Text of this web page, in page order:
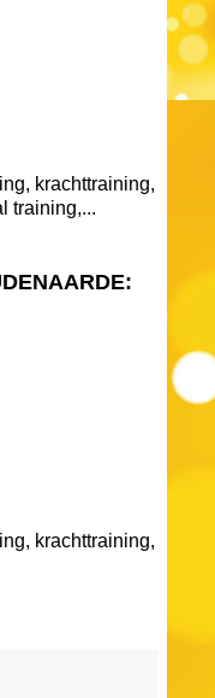
krachttraining,
training,...
krachttraining,